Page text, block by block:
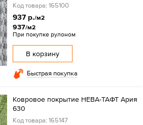
Код товара: 165100
937 р./м2
937/м2
При покупке рулоном
В корзину
Быстрая покупка
Ковровое покрытие НЕВА-ТАФТ Ария
630
Код товара: 165147